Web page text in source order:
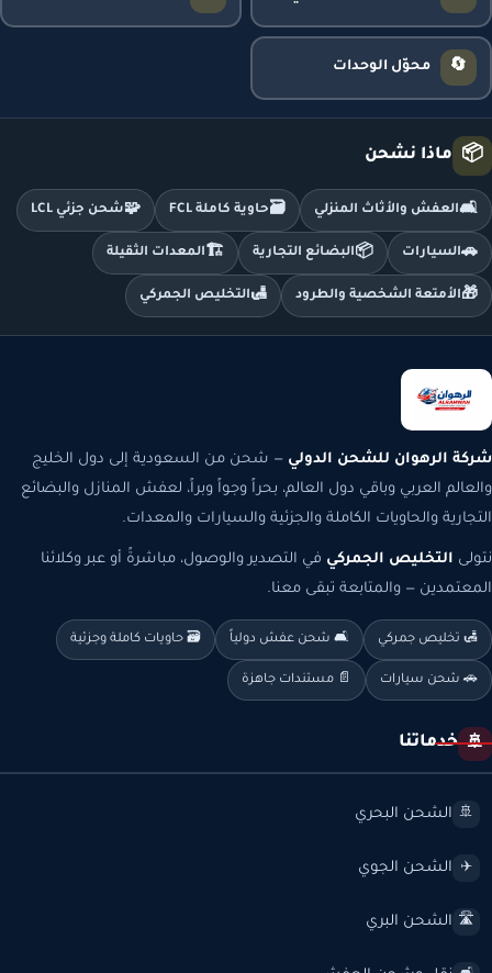
🔄 محوّل الوحدات
📦 ماذا نشحن
🛋️العفش والأثاث المنزلي 🗃️حاوية كاملة FCL 🧩شحن جزئي LCL
🚗السيارات 📦البضائع التجارية 🏗️المعدات الثقيلة
🎁الأمتعة الشخصية والطرود 🛃التخليص الجمركي
شركة الرهوان للشحن الدولي — شحن من السعودية إلى دول الخليج
والعالم العربي وباقي دول العالم، بحراً وجواً وبراً، لعفش المنازل والبضائع
التجارية والحاويات الكاملة والجزئية والسيارات والمعدات.
نتولى التخليص الجمركي في التصدير والوصول، مباشرةً أو عبر وكلائنا
المعتمدين — والمتابعة تبقى معنا.
🛃 تخليص جمركي 🛋️ شحن عفش دولياً 🗃️ حاويات كاملة وجزئية
🚗 شحن سيارات 📄 مستندات جاهزة
🚢 خدماتنا
🚢 الشحن البحري
✈️ الشحن الجوي
🛣️ الشحن البري